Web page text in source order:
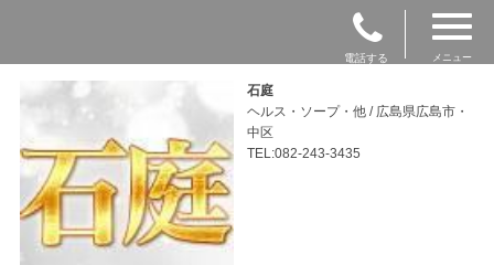
電話する メニュー
石庭
ヘルス・ソープ・他 / 広島県広島市・
中区
TEL:082-243-3435